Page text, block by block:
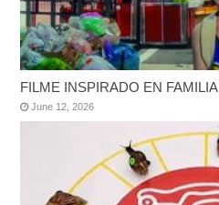
FILME INSPIRADO EN FAMILIA
June 12, 2026